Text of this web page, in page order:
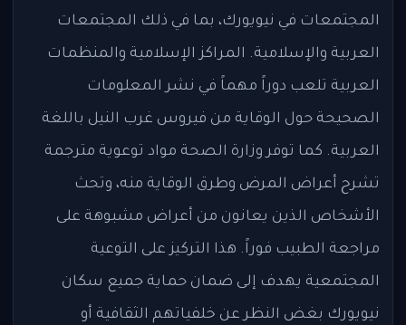
المجتمعات في نيويورك، بما في ذلك المجتمعات
العربية والإسلامية. المراكز الإسلامية والمنظمات
العربية تلعب دوراً مهماً في نشر المعلومات
الصحيحة حول الوقاية من فيروس غرب النيل باللغة
العربية. كما توفر وزارة الصحة مواد توعوية مترجمة
تشرح أعراض المرض وطرق الوقاية منه، وتحث
الأشخاص الذين يعانون من أعراض مشبوهة على
مراجعة الطبيب فوراً. هذا التركيز على التوعية
المجتمعية يهدف إلى ضمان حماية جميع سكان
نيويورك بغض النظر عن خلفياتهم الثقافية أو